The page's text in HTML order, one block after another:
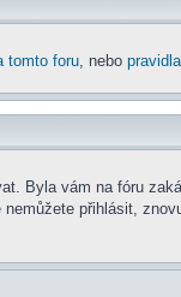
tomto foru, nebo
Byla vám na fóru
přihlásit,